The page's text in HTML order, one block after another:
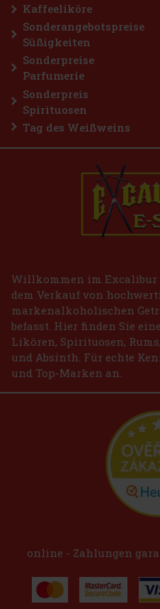
Kaffeeliköre
Sonderangebotspreise
Süßigkeiten
Sonderpreise
Parfumerie
Sonderpreis
Spirituosen
Tag des Weißweins
Willkommen im Excalibur
dem Verkauf von
markenalkoholischen
befasst. Hier finden Sie
Likören, Spirituosen,
und Absinth. Für echte
und Top-Marken an.
online - Zahlungen